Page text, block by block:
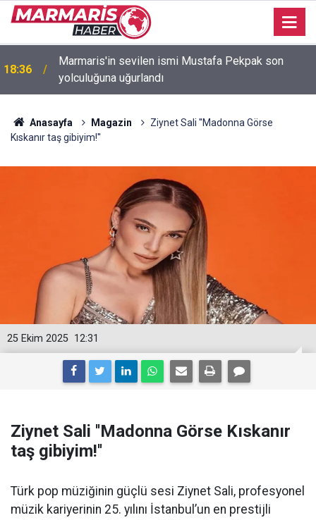
16:35
Bakan Fidan: "Körfez'de devam eden savaş
dikkatimizi Filistin meselesinden ayırmadı"
Anasayfa Magazin
Ziynet Sali ''Madonna Görse
Kıskanır taş gibiyim!''
12:31
25 Ekim 2025
Ziynet Sali ''Madonna Görse Kıskanır
taş gibiyim!''
Türk pop müziğinin güçlü sesi Ziynet Sali, profesyonel
müzik kariyerinin 25. yılını İstanbul’un en prestijli